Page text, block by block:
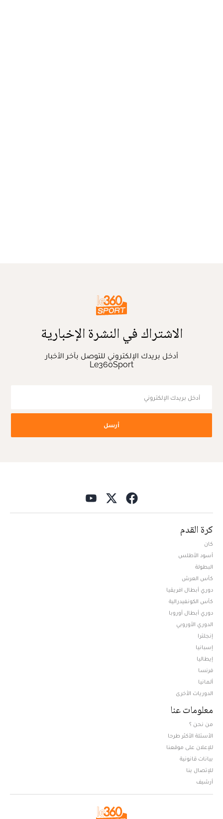
الاشتراك في النشرة الإخبارية
أدخل بريدك الإلكتروني للتوصل بآخر الأخبار
Le360Sport
أرسل
كرة القدم
كان
أسود الأطلس
البطولة
كأس العرش
دوري أبطال افريقيا
كأس الكونفيدرالية
دوري أبطال أوروبا
الدوري الأوروبي
إنجلترا
إسبانيا
إيطاليا
فرنسا
ألمانيا
الدوريات الأخرى
معلومات عنا
من نحن ؟
الأسئلة الأكثر طرحا
للإعلان على موقعنا
بيانات قانونية
للإتصال بنا
أرشيف